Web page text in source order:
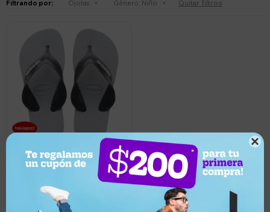

Filtrando por: Ojotas Género: Niño Quitar filtros
UYU 531
590 10
Chancletas ojotas Havaianas
Kids Max - GRAFITO/GRIS